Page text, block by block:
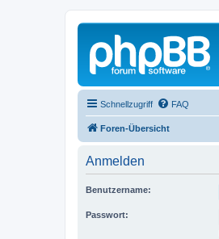
Schnellzugriff FAQ
Foren-Übersicht
Anmelden
Benutzername:
Passwort: